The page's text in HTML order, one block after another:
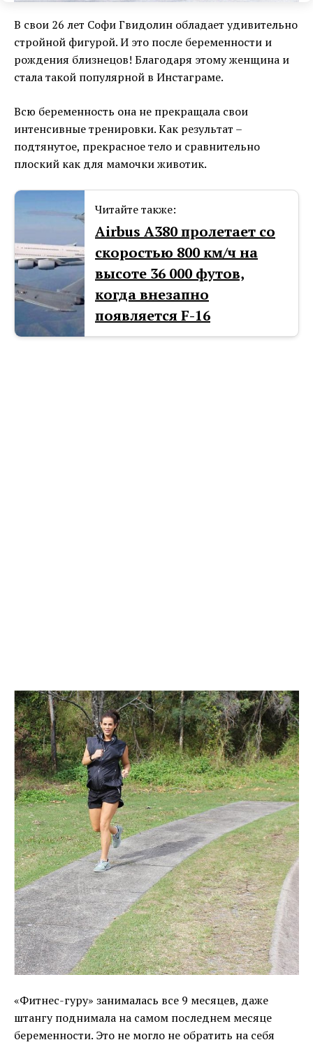
В свои 26 лет Софи Гвидолин обладает удивительно
стройной фигурой. И это после беременности и
рождения близнецов! Благодаря этому женщина и
стала такой популярной в Инстаграме.
Всю беременность она не прекращала свои
интенсивные тренировки. Как результат –
подтянутое, прекрасное тело и сравнительно
плоский как для мамочки животик.
Читайте также:
Airbus А380 пролетает со
скоростью 800 км/ч на
высоте 36 000 футов,
когда внезапно
появляется F-16
«Фитнес-гуру» занималась все 9 месяцев, даже
штангу поднимала на самом последнем месяце
беременности. Это не могло не обратить на себя